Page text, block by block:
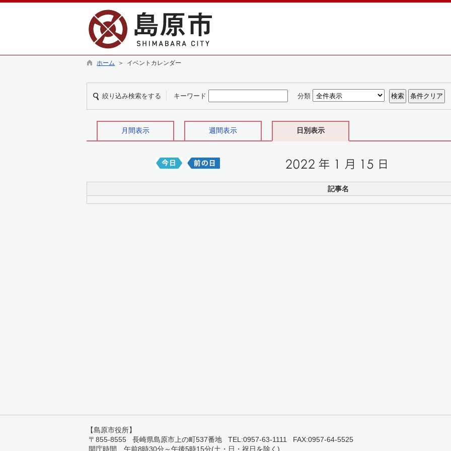
ホーム ＞ イベントカレンダー
絞り込み検索をする キーワード 分類
月間表示 週間表示 日別表示
記事名
【島原市役所】
〒855-8555 長崎県島原市上の町537番地 TEL:0957-63-1111 FAX:0957-64-5525
開庁時間 午前8時30分～午後5時15分(土・日・祝日を除く)